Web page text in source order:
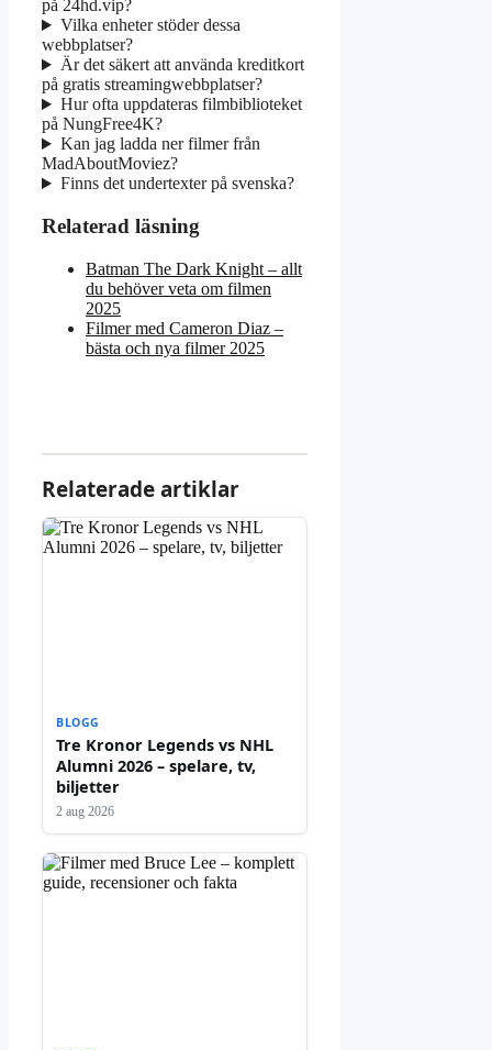
på 24hd.vip?
Vilka enheter stöder dessa
webbplatser?
Är det säkert att använda kreditkort
på gratis streamingwebbplatser?
Hur ofta uppdateras filmbiblioteket
på NungFree4K?
Kan jag ladda ner filmer från
MadAboutMoviez?
Finns det undertexter på svenska?
Relaterad läsning
Batman The Dark Knight – allt
du behöver veta om filmen
2025
Filmer med Cameron Diaz –
bästa och nya filmer 2025
Relaterade artiklar
BLOGG
Tre Kronor Legends vs NHL
Alumni 2026 – spelare, tv,
biljetter
2 aug 2026